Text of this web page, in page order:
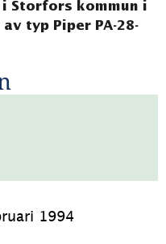
Storfors kommun i
av typ Piper PA-28-
1994